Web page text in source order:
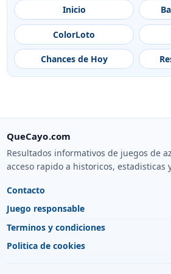
Inicio
ColorLoto
Chances de Hoy
QueCayo.com
Resultados informativos de juegos de
acceso rapido a historicos, estadisticas
Contacto
Juego responsable
Terminos y condiciones
Politica de cookies